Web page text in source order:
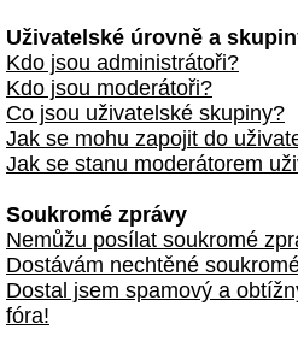
Uživatelské úrovně a
Kdo jsou administrátoři?
Kdo jsou moderátoři?
Co jsou uživatelské skupiny?
Jak se mohu zapojit do
Jak se stanu moderátorem
Soukromé zprávy
Nemůžu posílat soukromé
Dostávám nechtěné
Dostal jsem spamový a
fóra!